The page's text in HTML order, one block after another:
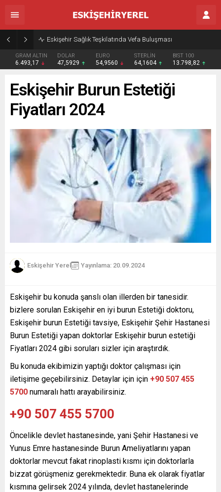
Eskişehir Sağlık Teşkilatında Vefa Buluşması
GRAM ALTIN
6.493,17
DOLAR
47,5929
EURO
54,9560
STERLİN
64,1604
BIST 100
13.798,82
Eskişehir Burun Estetiği
Fiyatları 2024
Eskişehir Yerel Yayınlama: 20.09.2024
Eskişehir bu konuda şanslı olan illerden bir tanesidir.
bizlere sorulan Eskişehir en iyi burun Estetiği doktoru,
Eskişehir burun Estetiği tavsiye, Eskişehir Şehir Hastanesi
Burun Estetiği yapan doktorlar Eskişehir burun estetiği
Fiyatları 2024 gibi soruları sizler için araştırdık.
Bu konuda ekibimizin yaptığı doktor çalışması için
iletişime geçebilirsiniz. Detaylar için için +90 507 455
5700 numaralı hattı arayabilirsiniz.
+90 507 455 5700
Öncelikle devlet hastanesinde, yani Şehir Hastanesi ve
Yunus Emre hastanesinde Burun Ameliyatlarını yapan
doktorlar mevcut fakat rinoplasti kısmı için doktorlarla
bizzat görüşmeniz gerekmektedir. Buna ek olarak fiyatlar
kısmına gelirsek 2024 yılında, devlet hastanelerinde